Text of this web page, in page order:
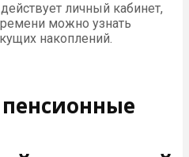
личный кабинет,
можно узнать
накоплений.